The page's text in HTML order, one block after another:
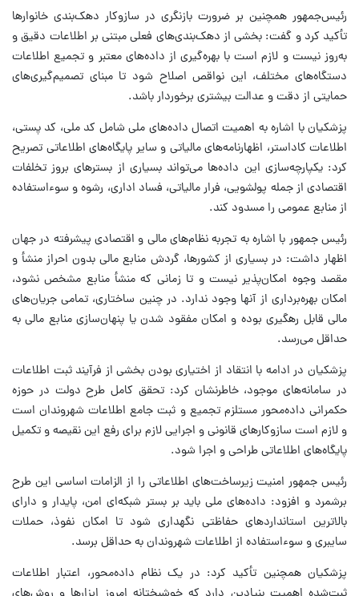
رئیس‌جمهور همچنین بر ضرورت بازنگری در سازوکار دهک‌بندی خانوارها
تأکید کرد و گفت: بخشی از دهک‌بندی‌های فعلی مبتنی بر اطلاعات دقیق و
به‌روز نیست و لازم است با بهره‌گیری از داده‌های معتبر و تجمیع اطلاعات
دستگاه‌های مختلف، این نواقص اصلاح شود تا مبنای تصمیم‌گیری‌های
حمایتی از دقت و عدالت بیشتری برخوردار باشد.
پزشکیان با اشاره به اهمیت اتصال داده‌های ملی شامل کد ملی، کد پستی،
اطلاعات کاداستر، اظهارنامه‌های مالیاتی و سایر پایگاه‌های اطلاعاتی تصریح
کرد: یکپارچه‌سازی این داده‌ها می‌تواند بسیاری از بسترهای بروز تخلفات
اقتصادی از جمله پولشویی، فرار مالیاتی، فساد اداری، رشوه و سوءاستفاده
از منابع عمومی را مسدود کند.
رئیس جمهور با اشاره به تجربه نظام‌های مالی و اقتصادی پیشرفته در جهان
اظهار داشت: در بسیاری از کشورها، گردش منابع مالی بدون احراز منشأ و
مقصد وجوه امکان‌پذیر نیست و تا زمانی که منشأ منابع مشخص نشود،
امکان بهره‌برداری از آنها وجود ندارد. در چنین ساختاری، تمامی جریان‌های
مالی قابل رهگیری بوده و امکان مفقود شدن یا پنهان‌سازی منابع مالی به
حداقل می‌رسد.
پزشکیان در ادامه با انتقاد از اختیاری بودن بخشی از فرآیند ثبت اطلاعات
در سامانه‌های موجود، خاطرنشان کرد: تحقق کامل طرح دولت در حوزه
حکمرانی داده‌محور مستلزم تجمیع و ثبت جامع اطلاعات شهروندان است
و لازم است سازوکارهای قانونی و اجرایی لازم برای رفع این نقیصه و تکمیل
پایگاه‌های اطلاعاتی طراحی و اجرا شود.
رئیس جمهور امنیت زیرساخت‌های اطلاعاتی را از الزامات اساسی این طرح
برشمرد و افزود: داده‌های ملی باید بر بستر شبکه‌ای امن، پایدار و دارای
بالاترین استانداردهای حفاظتی نگهداری شود تا امکان نفوذ، حملات
سایبری و سوءاستفاده از اطلاعات شهروندان به حداقل برسد.
پزشکیان همچنین تأکید کرد: در یک نظام داده‌محور، اعتبار اطلاعات